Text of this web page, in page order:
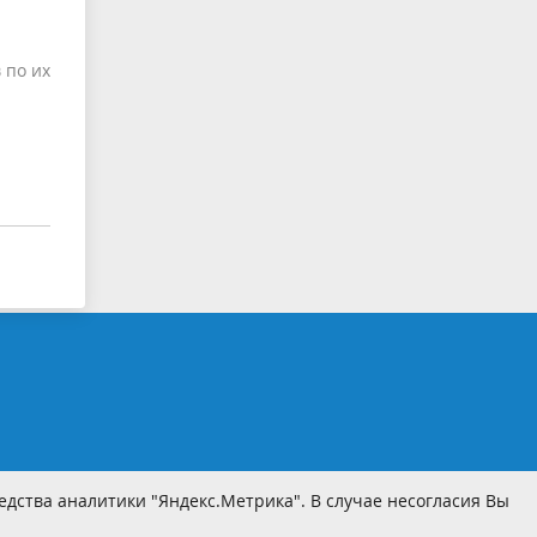
по их
аналитики "Яндекс.Метрика". В случае несогласия Вы